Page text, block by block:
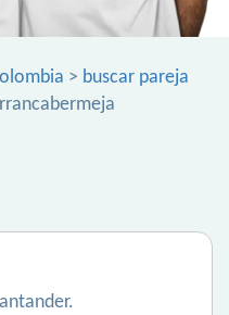
> buscar pareja